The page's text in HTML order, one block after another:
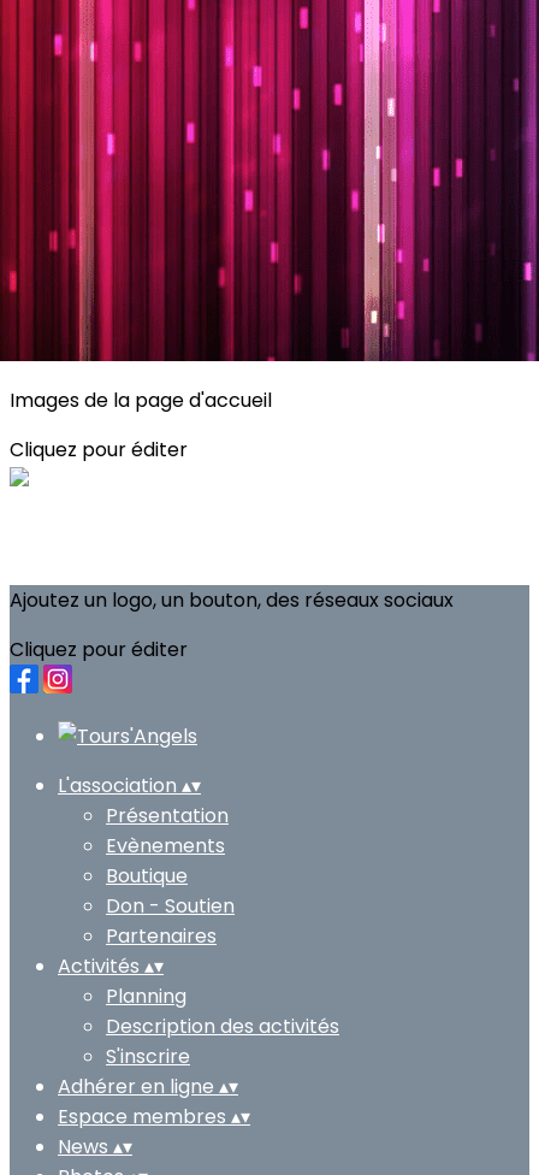
Exporter les lignes sélectionnées
Exporter toutes les colonnes
Exporter uniquement les colonnes affichées
Menu
Planning
Description des activités
S'inscrire
Images de la page d'accueil
Cliquez pour éditer
Ajoutez un logo, un bouton, des réseaux sociaux
Cliquez pour éditer
L'association ▴▾
Présentation
Evènements
Boutique
Don - Soutien
Partenaires
Activités ▴▾
Planning
Description des activités
S'inscrire
Adhérer en ligne ▴▾
Espace membres ▴▾
News ▴▾